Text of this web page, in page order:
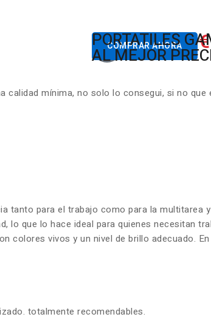
Desde822.00€
COMPRAR AHORA
PORTATILES
AL MEJOR
mínima, no solo lo consegui, si no que
tanto para el trabajo como para la
lo que lo hace ideal para quienes necesitan
colores vivos y un nivel de brillo adecuado.
totalmente recomendables.